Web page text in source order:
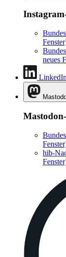
neues
LinkedIn
hib-